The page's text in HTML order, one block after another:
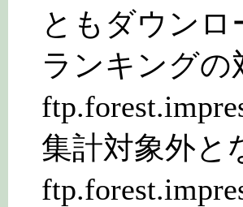
ともダウン
ランキング
集計対象外と